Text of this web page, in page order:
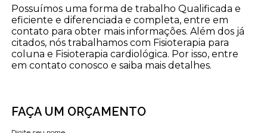
Possuímos uma forma de trabalho Qualificada e
eficiente e diferenciada e completa, entre em
contato para obter mais informações. Além dos já
citados, nós trabalhamos com Fisioterapia para
coluna e Fisioterapia cardiológica. Por isso, entre
em contato conosco e saiba mais detalhes.
FAÇA UM ORÇAMENTO